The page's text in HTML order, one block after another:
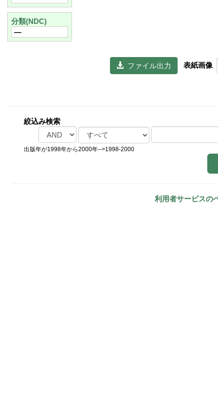
分類(NDC)
―
ファイル出力 表紙画像
絞込み検索
出版年が1998年から2000年-->1998-2000
利用者サービスの